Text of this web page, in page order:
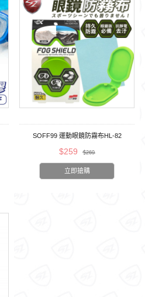
SOFF99 運動眼鏡防霧布HL-82
$259 $269
立即搶購